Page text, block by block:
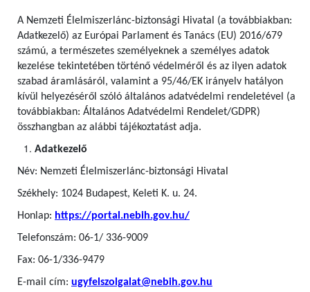
A Nemzeti Élelmiszerlánc-biztonsági Hivatal (a továbbiakban:
Adatkezelő) az Európai Parlament és Tanács (EU) 2016/679
számú, a természetes személyeknek a személyes adatok
kezelése tekintetében történő védelméről és az ilyen adatok
szabad áramlásáról, valamint a 95/46/EK irányelv hatályon
kívül helyezéséről szóló általános adatvédelmi rendeletével (a
továbbiakban: Általános Adatvédelmi Rendelet/GDPR)
összhangban az alábbi tájékoztatást adja.
Adatkezelő
Név: Nemzeti Élelmiszerlánc-biztonsági Hivatal
Székhely: 1024 Budapest, Keleti K. u. 24.
Honlap: https://portal.nebih.gov.hu/
Telefonszám: 06-1/ 336-9009
Fax: 06-1/336-9479
E-mail cím: ugyfelszolgalat@nebih.gov.hu